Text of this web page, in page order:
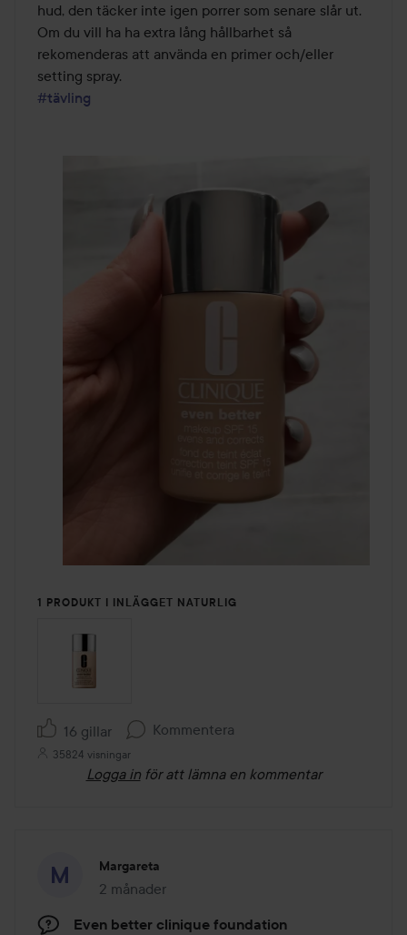
hud, den täcker inte igen porrer som senare slår ut.
Om du vill ha ha extra lång hållbarhet så
rekomenderas att använda en primer och/eller
#tävling
1 PRODUKT I INLÄGGET NATURLIG
16 gillar Kommentera
35824 visningar
Logga in för att lämna en kommentar
Margareta
2 månader
Inlägget skapades 2 månader
Even better clinique foundation